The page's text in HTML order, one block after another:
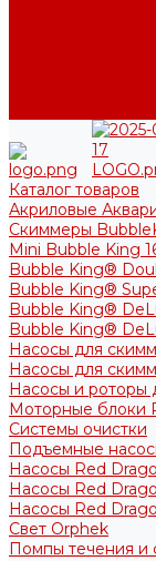
Каталог товаров
Акриловые
Скиммеры
Mini Bubble King
Bubble King®
Bubble King®
Bubble King®
Bubble King®
Насосы для
Насосы для
Насосы и роторы
Моторные блоки
Системы очистки
Подъемные
Насосы Red
Насосы Red
Насосы Red
Свет Orphek
Помпы течения и